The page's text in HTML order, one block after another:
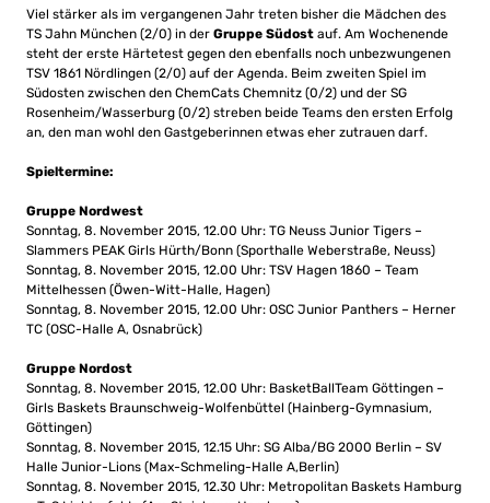
Viel stärker als im vergangenen Jahr treten bisher die Mädchen des
TS Jahn München (2/0) in der Gruppe Südost auf. Am Wochenende
steht der erste Härtetest gegen den ebenfalls noch unbezwungenen
TSV 1861 Nördlingen (2/0) auf der Agenda. Beim zweiten Spiel im
Südosten zwischen den ChemCats Chemnitz (0/2) und der SG
Rosenheim/Wasserburg (0/2) streben beide Teams den ersten Erfolg
an, den man wohl den Gastgeberinnen etwas eher zutrauen darf.
Spieltermine:
Gruppe Nordwest
Sonntag, 8. November 2015, 12.00 Uhr: TG Neuss Junior Tigers –
Slammers PEAK Girls Hürth/Bonn (Sporthalle Weberstraße, Neuss)
Sonntag, 8. November 2015, 12.00 Uhr: TSV Hagen 1860 – Team
Mittelhessen (Öwen-Witt-Halle, Hagen)
Sonntag, 8. November 2015, 12.00 Uhr: OSC Junior Panthers – Herner
TC (OSC-Halle A, Osnabrück)
Gruppe Nordost
Sonntag, 8. November 2015, 12.00 Uhr: BasketBallTeam Göttingen –
Girls Baskets Braunschweig-Wolfenbüttel (Hainberg-Gymnasium,
Göttingen)
Sonntag, 8. November 2015, 12.15 Uhr: SG Alba/BG 2000 Berlin – SV
Halle Junior-Lions (Max-Schmeling-Halle A,Berlin)
Sonntag, 8. November 2015, 12.30 Uhr: Metropolitan Baskets Hamburg